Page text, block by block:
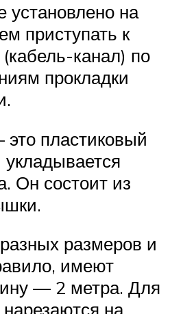
установлено на
приступать к
канал) по
прокладки
пластиковый
Он состоит из
размеров и
имеют
— 2 метра. Для
на